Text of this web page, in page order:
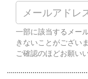
一部に該当するメー
きないことがござい
ご確認のほどお願い